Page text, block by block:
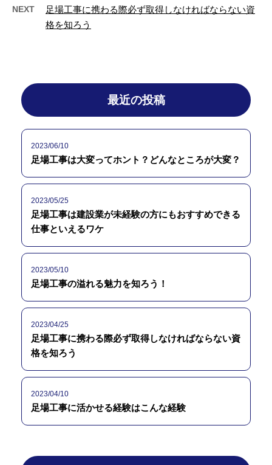
NEXT
足場工事に携わる際必ず取得しなければならない資
格を知ろう
最近の投稿
2023/06/10
足場工事は大変ってホント？どんなところが大変？
2023/05/25
足場工事は建設業が未経験の方にもおすすめできる
仕事といえるワケ
2023/05/10
足場工事の溢れる魅力を知ろう！
2023/04/25
足場工事に携わる際必ず取得しなければならない資
格を知ろう
2023/04/10
足場工事に活かせる経験はこんな経験